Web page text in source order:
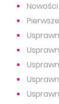
Nowości